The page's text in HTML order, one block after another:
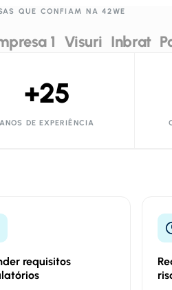
QUE CONFIAM NA 42WE
1 Visuri Inbrat
ANOS DE EXPERIÊNCIA
+25
requisitos